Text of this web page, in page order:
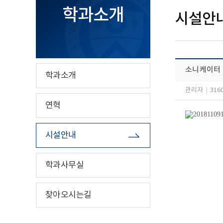
학과소개
학과소개
연혁
시설안내
학과사무실
찾아오시는길
시설안
소니케이
관리자